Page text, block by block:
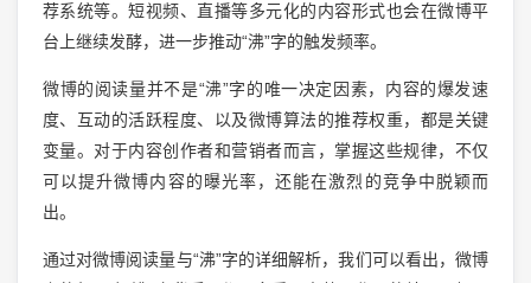
荐系统等。短视频、直播等多元化的内容形式也会在微博平
台上继续发酵，进一步推动“沸”字的触发频率。
微博的阅读量并不是“沸”字的唯一决定因素，内容的爆发速
度、互动的活跃程度、以及微博算法的推荐权重，都是关键
变量。对于内容创作者和营销者而言，掌握这些规律，不仅
可以提升微博内容的曝光率，还能在激烈的竞争中脱颖而
出。
通过对微博阅读量与“沸”字的详细解析，我们可以看出，微博